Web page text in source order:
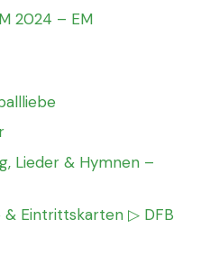
2024 – EM
Lieder & Hymnen –
& Eintrittskarten ▷ DFB